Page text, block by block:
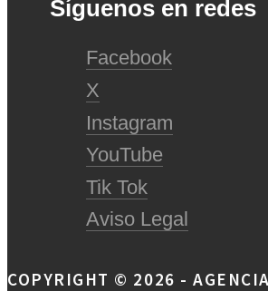
Síguenos en redes
Facebook
X
Instagram
YouTube
Tik Tok
Aviso Legal
COPYRIGHT © 2026 -